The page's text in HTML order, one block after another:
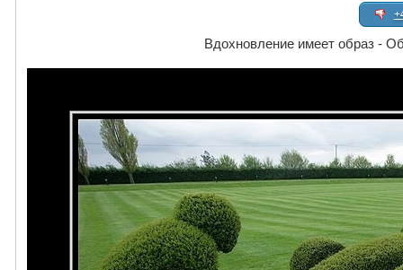
Вдохновление имеет образ -